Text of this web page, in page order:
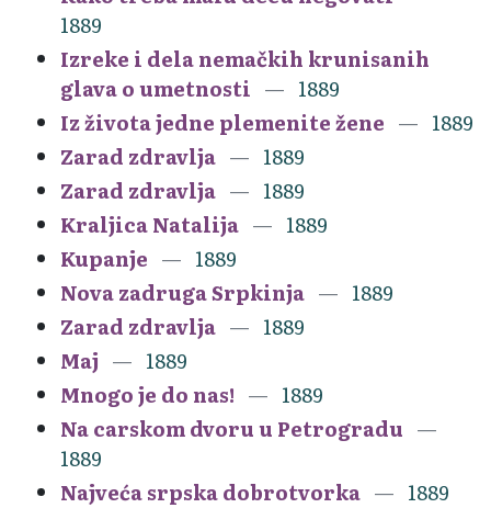
1889
Izreke i dela nemačkih krunisanih
glava o umetnosti
1889
Iz života jedne plemenite žene
1889
Zarad zdravlja
1889
Zarad zdravlja
1889
Kraljica Natalija
1889
Kupanje
1889
Nova zadruga Srpkinja
1889
Zarad zdravlja
1889
Maj
1889
Mnogo je do nas!
1889
Na carskom dvoru u Petrogradu
1889
Najveća srpska dobrotvorka
1889